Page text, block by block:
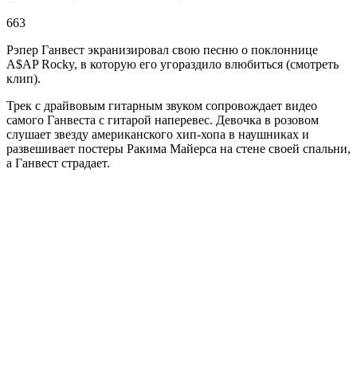
663
Рэпер Ганвест экранизировал свою песню о поклоннице
A$AP Rocky, в которую его угораздило влюбиться (смотреть
клип).
Трек с драйвовым гитарным звуком сопровождает видео
самого Ганвеста с гитарой наперевес. Девочка в розовом
слушает звезду американского хип-хопа в наушниках и
развешивает постеры Ракима Майерса на стене своей спальни,
а Ганвест страдает.